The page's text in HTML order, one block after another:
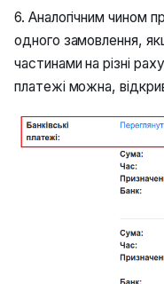
6. Аналогічним чином
одного замовлення,
частинами на різні
платежі можна,